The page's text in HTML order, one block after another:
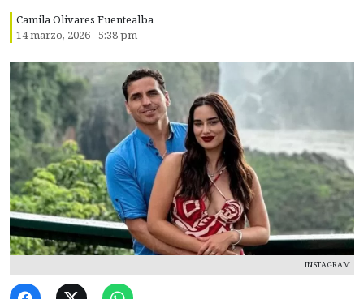
Camila Olivares Fuentealba
14 marzo, 2026 - 5:38 pm
INSTAGRAM